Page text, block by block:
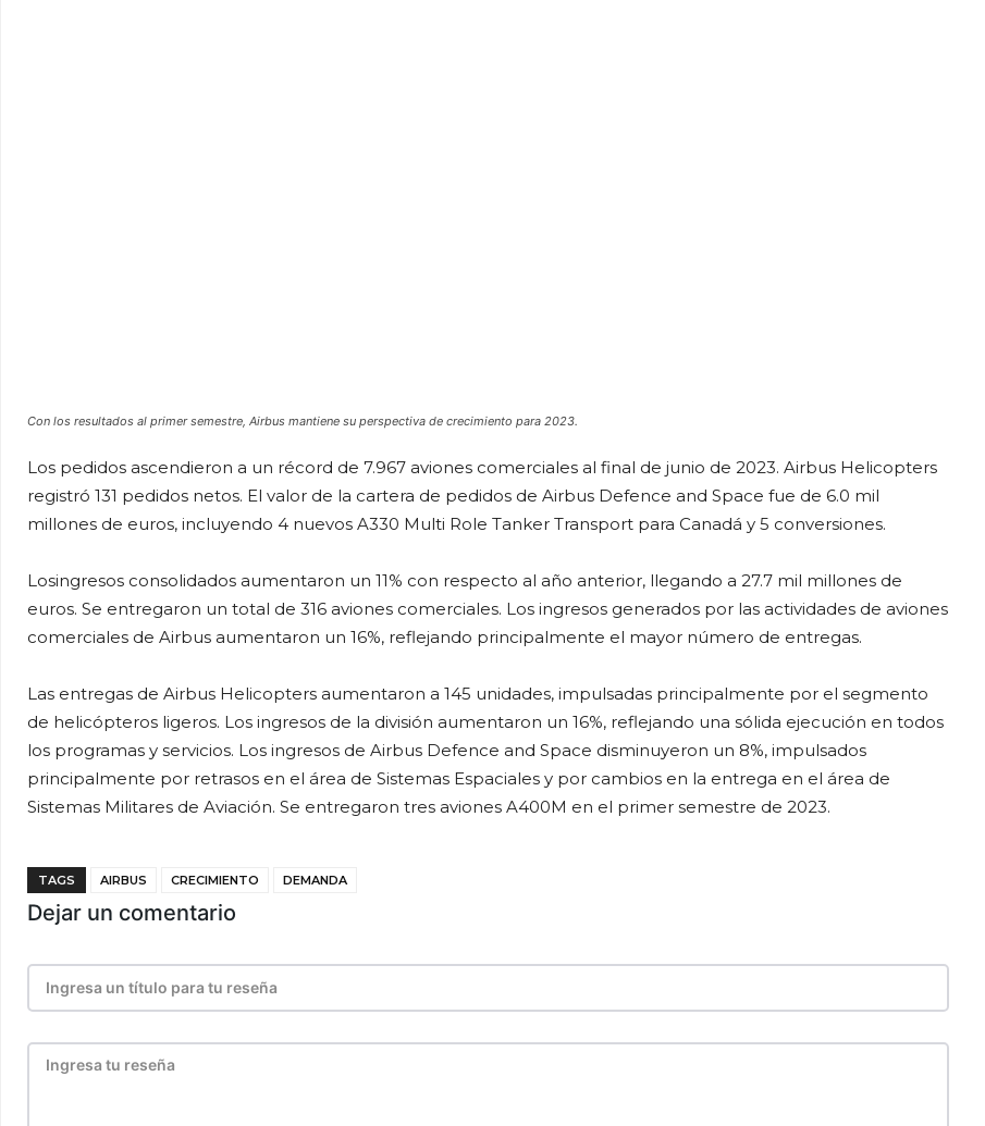
Con los resultados al primer semestre, Airbus mantiene su perspectiva de crecimiento para 2023.
Los pedidos ascendieron a un récord de 7.967 aviones comerciales al final de junio de 2023. Airbus Helicopters
registró 131 pedidos netos. El valor de la cartera de pedidos de Airbus Defence and Space fue de 6.0 mil
millones de euros, incluyendo 4 nuevos A330 Multi Role Tanker Transport para Canadá y 5 conversiones.
Losingresos consolidados aumentaron un 11% con respecto al año anterior, llegando a 27.7 mil millones de
euros. Se entregaron un total de 316 aviones comerciales. Los ingresos generados por las actividades de aviones
comerciales de Airbus aumentaron un 16%, reflejando principalmente el mayor número de entregas.
Las entregas de Airbus Helicopters aumentaron a 145 unidades, impulsadas principalmente por el segmento
de helicópteros ligeros. Los ingresos de la división aumentaron un 16%, reflejando una sólida ejecución en todos
los programas y servicios. Los ingresos de Airbus Defence and Space disminuyeron un 8%, impulsados
principalmente por retrasos en el área de Sistemas Espaciales y por cambios en la entrega en el área de
Sistemas Militares de Aviación. Se entregaron tres aviones A400M en el primer semestre de 2023.
TAGS AIRBUS CRECIMIENTO DEMANDA
Dejar un comentario